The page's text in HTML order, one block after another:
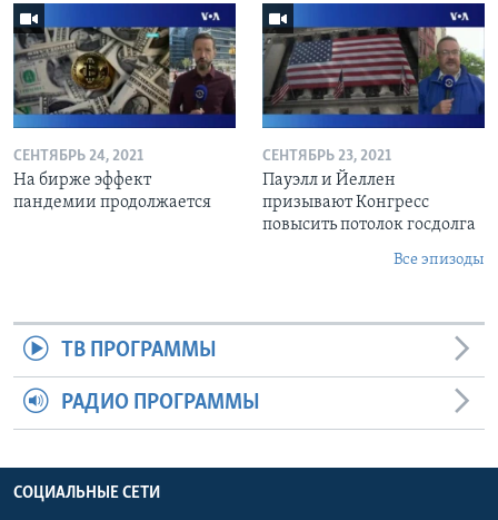
СЕНТЯБРЬ 24, 2021
На бирже эффект
пандемии продолжается
СЕНТЯБРЬ 23, 2021
Пауэлл и Йеллен
призывают Конгресс
повысить потолок госдолга
Все эпизоды
ТВ ПРОГРАММЫ
РАДИО ПРОГРАММЫ
СОЦИАЛЬНЫЕ СЕТИ